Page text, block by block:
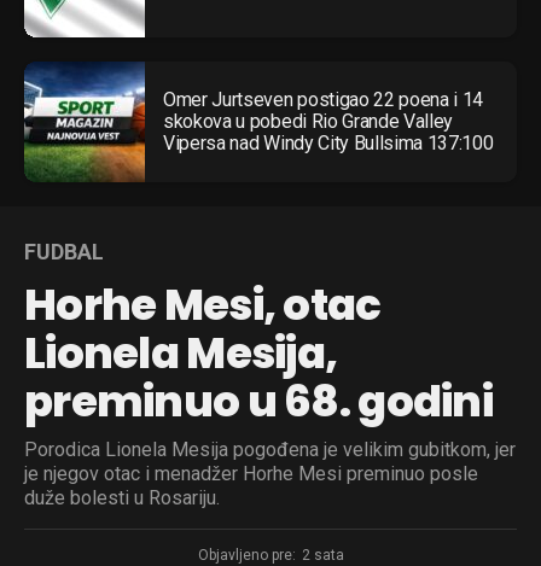
Omer Jurtseven postigao 22 poena i 14
skokova u pobedi Rio Grande Valley
Vipersa nad Windy City Bullsima 137:100
FUDBAL
Horhe Mesi, otac
Lionela Mesija,
preminuo u 68. godini
Porodica Lionela Mesija pogođena je velikim gubitkom, jer
je njegov otac i menadžer Horhe Mesi preminuo posle
duže bolesti u Rosariju.
Objavljeno pre: 2 sata